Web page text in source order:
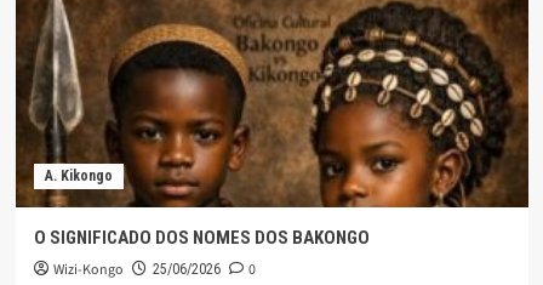
A. Kikongo
O SIGNIFICADO DOS NOMES DOS BAKONGO
Wizi-Kongo 25/06/2026 0